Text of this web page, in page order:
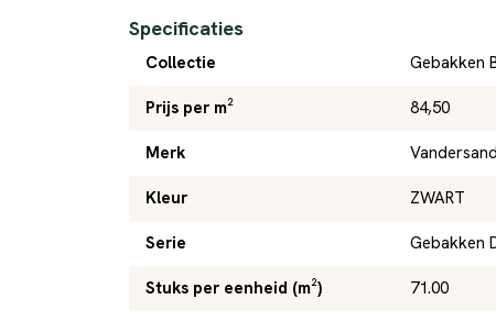
Specificaties
Collectie Gebakken
Prijs per m² 84,50
Merk
Kleur ZWART
Serie Gebakken
Stuks per eenheid (m²) 71.00